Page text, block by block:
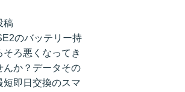
稿
のバッテリー持
そろ悪くなってき
んか？データその
短即日交換のスマ